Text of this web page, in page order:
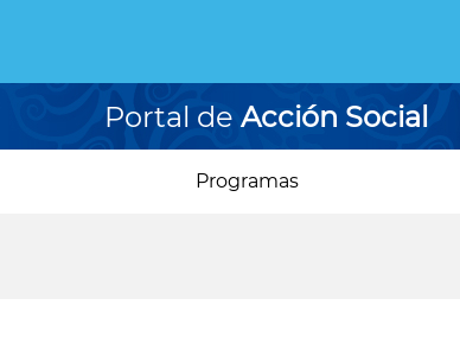
Portal de Acción Social
Programas